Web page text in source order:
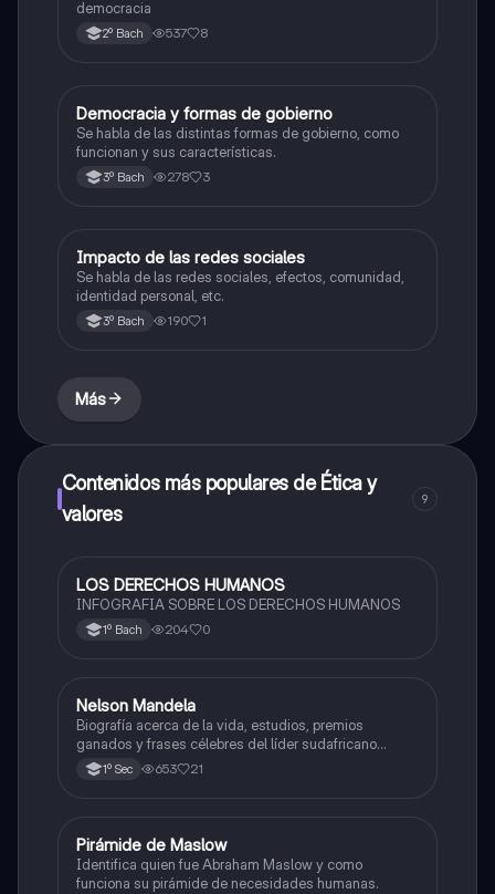
democracia
2º Bach 537 8
Ética y valores
Democracia y formas de gobierno
Se habla de las distintas formas de gobierno, como
funcionan y sus características.
3º Bach 278 3
Ética y valores
Impacto de las redes sociales
Se habla de las redes sociales, efectos, comunidad,
identidad personal, etc.
3º Bach 190 1
Más
Contenidos más populares de Ética y
valores
9
Ética y valores
LOS DERECHOS HUMANOS
INFOGRAFIA SOBRE LOS DERECHOS HUMANOS
1º Bach 204 0
Historia
Nelson Mandela
Biografía acerca de la vida, estudios, premios
ganados y frases célebres del líder sudafricano
Nelson Mandela.
1º Sec 653 21
Ética y valores
Pirámide de Maslow
Identifica quien fue Abraham Maslow y como
funciona su pirámide de necesidades humanas.